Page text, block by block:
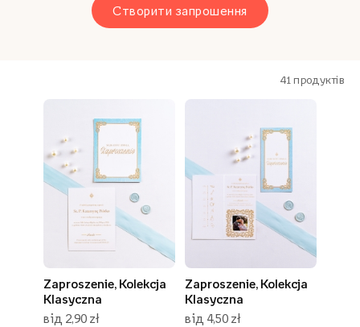
Створити запрошення
41 продуктів
Zaproszenie, Kolekcja
Klasyczna
від 2,90 zł
Zaproszenie, Kolekcja
Klasyczna
від 4,50 zł